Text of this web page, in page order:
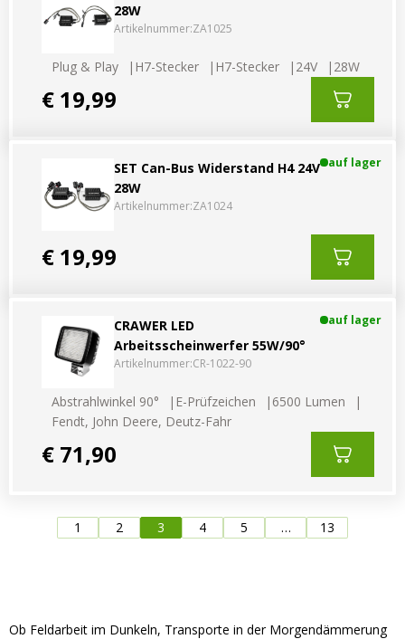
28W
Artikelnummer:ZA1025
Plug & Play H7-Stecker H7-Stecker 24V 28W
€ 19,99
SET Can-Bus Widerstand H4 24V
28W
Artikelnummer:ZA1024
auf lager
€ 19,99
CRAWER LED
Arbeitsscheinwerfer 55W/90°
Artikelnummer:CR-1022-90
auf lager
Abstrahlwinkel 90° E-Prüfzeichen
6500 Lumen
Fendt, John Deere, Deutz-Fahr
€ 71,90
1 2 3 4 5 … 13
Ob Feldarbeit im Dunkeln, Transporte in der Morgendämmerung